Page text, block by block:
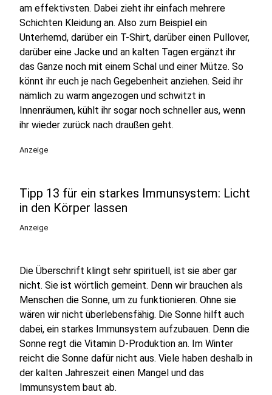
am effektivsten. Dabei zieht ihr einfach mehrere
Schichten Kleidung an. Also zum Beispiel ein
Unterhemd, darüber ein T-Shirt, darüber einen Pullover,
darüber eine Jacke und an kalten Tagen ergänzt ihr
das Ganze noch mit einem Schal und einer Mütze. So
könnt ihr euch je nach Gegebenheit anziehen. Seid ihr
nämlich zu warm angezogen und schwitzt in
Innenräumen, kühlt ihr sogar noch schneller aus, wenn
ihr wieder zurück nach draußen geht.
Anzeige
Tipp 13 für ein starkes Immunsystem: Licht
in den Körper lassen
Anzeige
Die Überschrift klingt sehr spirituell, ist sie aber gar
nicht. Sie ist wörtlich gemeint. Denn wir brauchen als
Menschen die Sonne, um zu funktionieren. Ohne sie
wären wir nicht überlebensfähig. Die Sonne hilft auch
dabei, ein starkes Immunsystem aufzubauen. Denn die
Sonne regt die Vitamin D-Produktion an. Im Winter
reicht die Sonne dafür nicht aus. Viele haben deshalb in
der kalten Jahreszeit einen Mangel und das
Immunsystem baut ab.